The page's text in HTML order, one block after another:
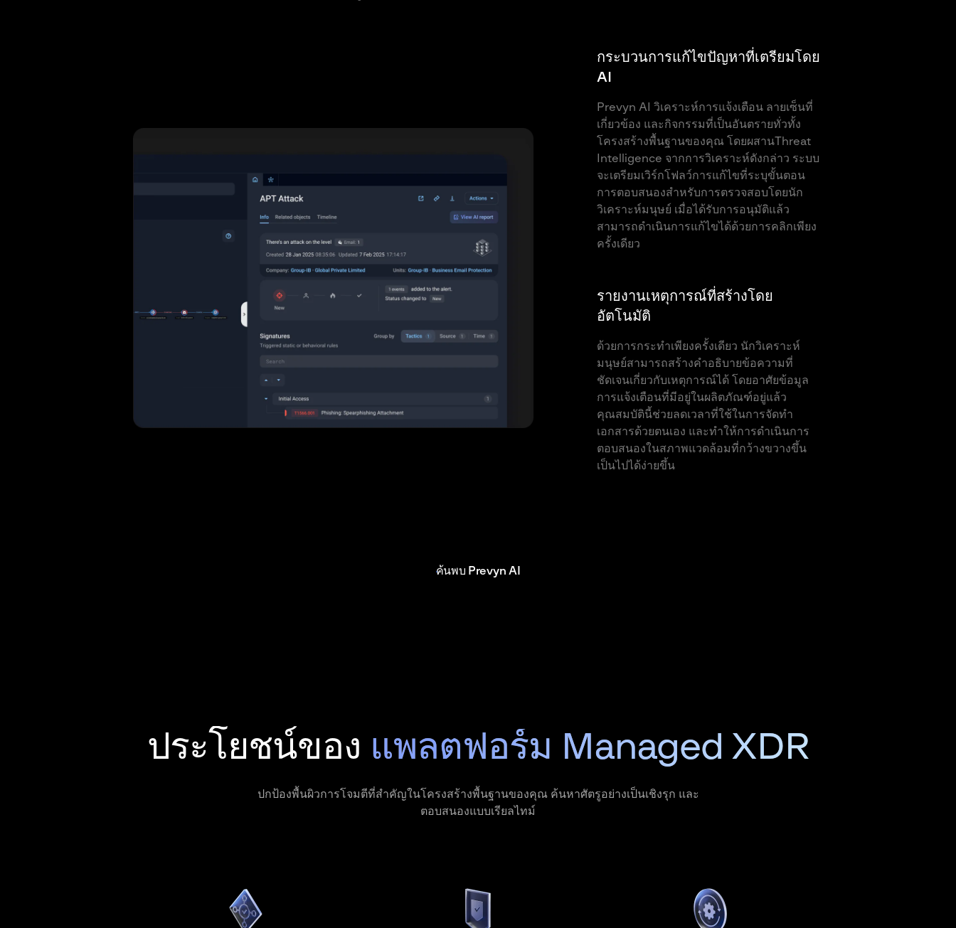
กระบวนการแก้ไขปัญหาที่เตรียมโดย
AI
Prevyn AI วิเคราะห์การแจ้งเตือน ลายเซ็นที่
เกี่ยวข้อง และกิจกรรมที่เป็นอันตรายทั่วทั้ง
โครงสร้างพื้นฐานของคุณ โดยผสานThreat
Intelligence จากการวิเคราะห์ดังกล่าว ระบบ
จะเตรียมเวิร์กโฟลว์การแก้ไขที่ระบุขั้นตอน
การตอบสนองสำหรับการตรวจสอบโดยนัก
วิเคราะห์มนุษย์ เมื่อได้รับการอนุมัติแล้ว
สามารถดำเนินการแก้ไขได้ด้วยการคลิกเพียง
ครั้งเดียว
รายงานเหตุการณ์ที่สร้างโดย
อัตโนมัติ
ด้วยการกระทำเพียงครั้งเดียว นักวิเคราะห์
มนุษย์สามารถสร้างคำอธิบายข้อความที่
ชัดเจนเกี่ยวกับเหตุการณ์ได้ โดยอาศัยข้อมูล
การแจ้งเตือนที่มีอยู่ในผลิตภัณฑ์อยู่แล้ว
คุณสมบัตินี้ช่วยลดเวลาที่ใช้ในการจัดทำ
เอกสารด้วยตนเอง และทำให้การดำเนินการ
ตอบสนองในสภาพแวดล้อมที่กว้างขวางขึ้น
เป็นไปได้ง่ายขึ้น
ค้นพบ Prevyn AI
ประโยชน์ของ แพลตฟอร์ม Managed XDR
ปกป้องพื้นผิวการโจมตีที่สำคัญในโครงสร้างพื้นฐานของคุณ ค้นหาศัตรูอย่างเป็นเชิงรุก และ
ตอบสนองแบบเรียลไทม์